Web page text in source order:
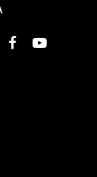
FacebookYouTube